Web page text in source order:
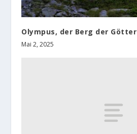
Olympus, der Berg der Götter
Mai 2, 2025